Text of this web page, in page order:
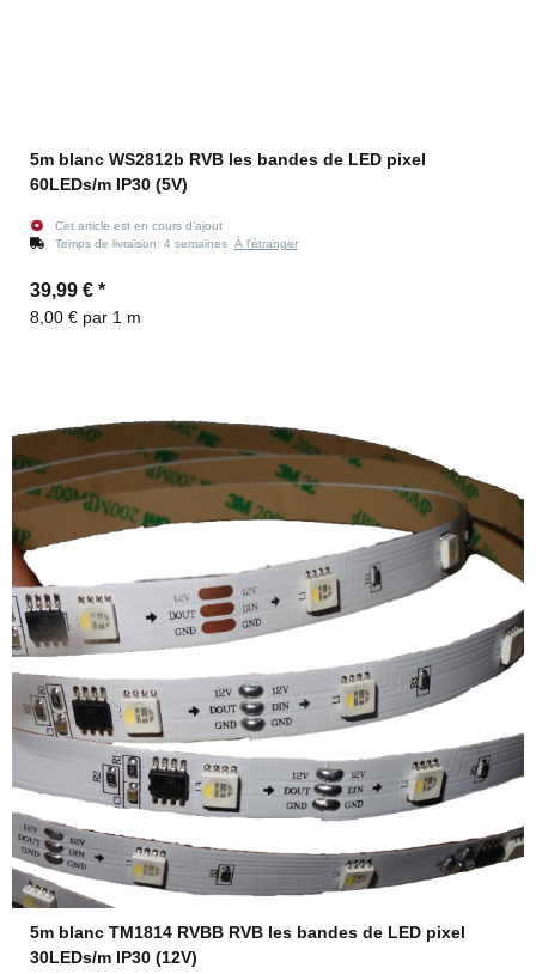
5m blanc WS2812b RVB les bandes de LED pixel
60LEDs/m IP30 (5V)
Cet article est en cours d'ajout
Temps de livraison: 4 semaines À l'étranger
39,99 € *
8,00 € par 1 m
5m blanc TM1814 RVBB RVB les bandes de LED pixel
30LEDs/m IP30 (12V)